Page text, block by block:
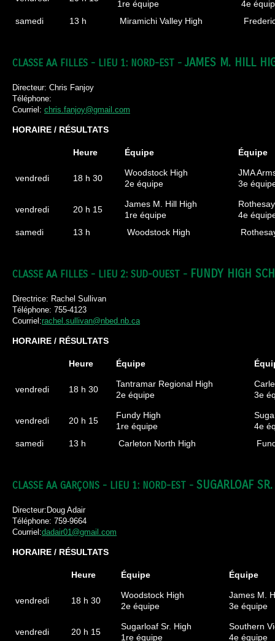
1re équipe
4e
samedi
13 h Miramichi Valley High
CLASSE AA FILLES - LIEU 1: NORD-EST -JAMES M. HILL
Directeur: Chris Fanjoy
Téléphone:
Courriel: chris.fanjoy@gmail.com
HORAIRE / RÉSULTATS
Heure Équipe Équipe
vendredi 18 h 30
Woodstock High
2e équipe
JMA
3e
vendredi 20 h 15
James M. Hill High
1re équipe
4e
samedi
13 h Woodstock High
CLASSE AA FILLES - LIEU 2: SUD-OUEST - FUNDY HIGH
Directrice: Rachel Sullivan
Téléphone: 755-4123
Courriel:rachel.sullivan@nbed.nb.ca
HORAIRE / RÉSULTATS
Heure Équipe
vendredi 18 h 30
Tantramar Regional High
2e équipe
3e
vendredi 20 h 15
Fundy High
1re équipe
4e
samedi
13 h Carleton North High
CLASSE AA GARÇONS - LIEU 1: NORD-EST - SUGARLOAF
Directeur:Doug Adair
Téléphone: 759-9664
Courriel:dadair01@gmail.com
HORAIRE / RÉSULTATS
Heure Équipe Équipe
vendredi 18 h 30
Woodstock High
2e équipe
James M.
3e équipe
vendredi 20 h 15
Sugarloaf Sr. High
1re équipe
Southern
4e équipe